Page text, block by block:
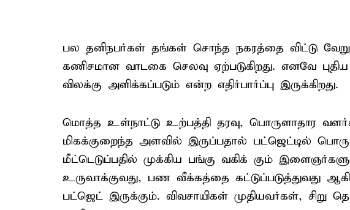
பல தனிநபர்கள் தங்கள் சொந்த நகரத்தை விட்டு வேறு
கணிசமான வாடகை செலவு ஏற்படுகிறது. எனவே புதிய
விலக்கு அளிக்கப்படும் என்ற எதிர்பார்ப்பு இருக்கிறது.
மொத்த உள்நாட்டு உற்பத்தி தரவு, பொருளாதார
மிகக்குறைந்த அளவில் இருப்பதால் பட்ஜெட்டில்
மீட்டெடுப்பதில் முக்கிய பங்கு வகிக் கும்
உருவாக்குவது, பண வீக்கத்தை கட்டுப்படுத்துவது
பட்ஜெட் இருக்கும். விவசாயிகள் முதியவர்கள், சிறு